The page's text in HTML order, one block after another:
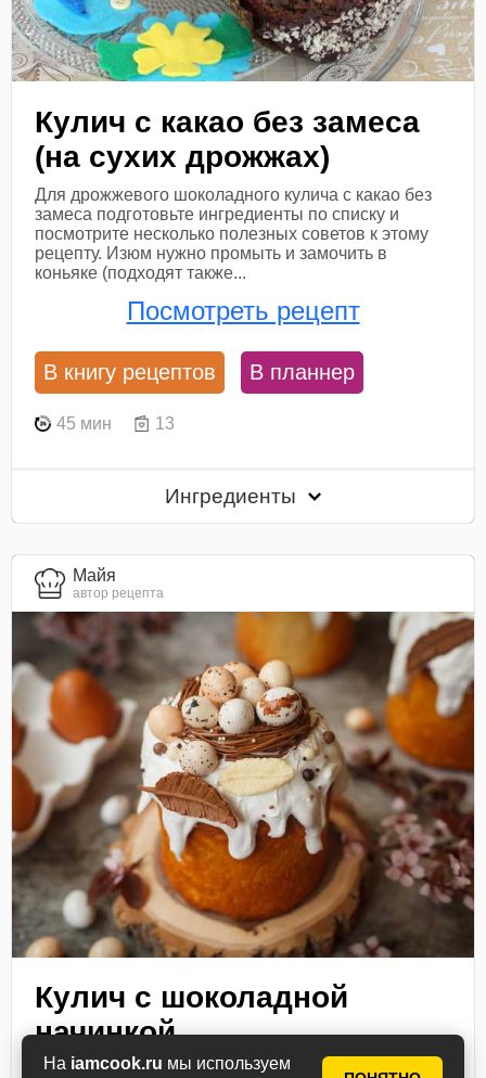
На iamcook.ru мы используем
Кулич с какао без замеса
(на сухих дрожжах)
Для дрожжевого шоколадного кулича с какао без
замеса подготовьте ингредиенты по списку и
посмотрите несколько полезных советов к этому
рецепту. Изюм нужно промыть и замочить в
коньяке (подходят также...
Посмотреть рецепт
В книгу рецептов В планнер
45 мин 13
Ингредиенты
Майя
автор рецепта
Кулич с шоколадной
начинкой
Вот такие ингредиенты понадобятся для